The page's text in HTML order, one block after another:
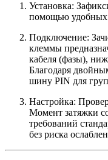
Установка:
помощью удобных
Подключение:
клеммы
кабеля (фазы),
Благодаря
шину PIN для
Настройка:
Момент затяжки
требований
без риска